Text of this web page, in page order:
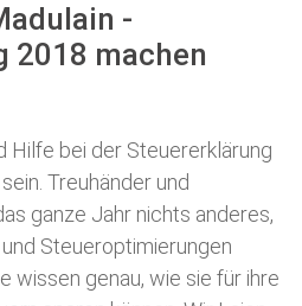
-
2018 machen
Hilfe bei der Steuererklärung
Treuhänder und
ganze Jahr nichts anderes,
Steueroptimierungen
wissen genau, wie sie für ihre